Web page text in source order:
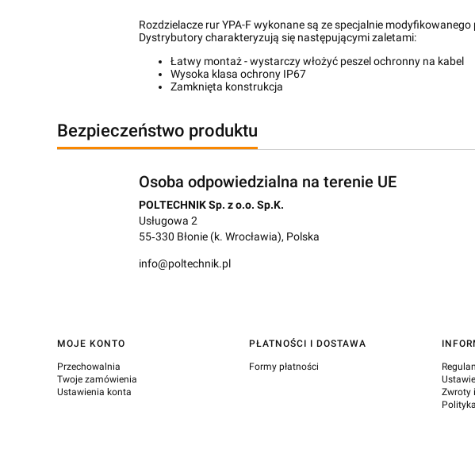
Rozdzielacze rur YPA-F wykonane są ze specjalnie
Dystrybutory charakteryzują się następującymi zaletami:
Łatwy montaż - wystarczy włożyć peszel ochronny na kabel
Wysoka klasa ochrony IP67
Zamknięta konstrukcja
Bezpieczeństwo produktu
Osoba odpowiedzialna na terenie UE
POLTECHNIK Sp. z o.o. Sp.K.
Usługowa 2
55‑330 Błonie (k. Wrocławia), Polska
info@poltechnik.pl
Linki w stopce
MOJE KONTO
Przechowalnia
Twoje zamówienia
Ustawienia konta
PŁATNOŚCI I DOSTAWA
Formy płatności
Zwroty